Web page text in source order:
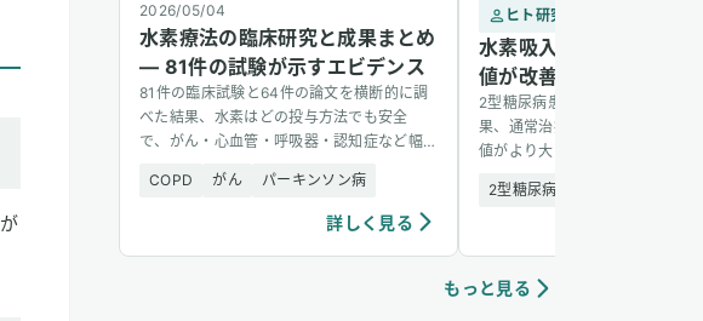
が
2026/05/04
水素療法の臨床研究と成果まとめ
— 81件の試験が示すエビデンス
81件の臨床試験と64件の論文を横断的に調
べた結果、水素はどの投与方法でも安全
で、がん・心血管・呼吸器・認知症など幅
COPD
がん パーキンソン病
詳しく見る
ヒト研究
水素吸入で2型糖尿病患
値が改善 — 1,088名の
2型糖尿病患者1,088名を6か月追
果、通常治療に水素吸入を加え
値がより大きく改善し、副作用
2型糖尿病
もっと見る